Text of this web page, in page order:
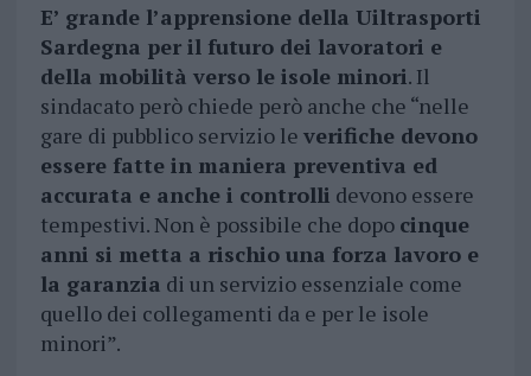
E’ grande l’apprensione della Uiltrasporti
Sardegna per il futuro dei lavoratori e
della mobilità verso le isole minori. Il
sindacato però chiede però anche che “nelle
gare di pubblico servizio le verifiche devono
essere fatte in maniera preventiva ed
accurata e anche i controlli devono essere
tempestivi. Non è possibile che dopo cinque
anni si metta a rischio una forza lavoro e
la garanzia di un servizio essenziale come
quello dei collegamenti da e per le isole
minori”.